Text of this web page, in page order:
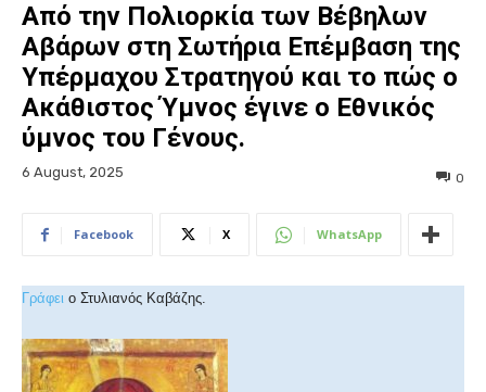
Από την Πολιορκία των Βέβηλων
Αβάρων στη Σωτήρια Επέμβαση της
Υπέρμαχου Στρατηγού και το πώς ο
Ακάθιστος Ύμνος έγινε ο Εθνικός
ύμνος του Γένους.
6 August, 2025 0
Facebook X WhatsApp
Γράφει ο Στυλιανός Καβάζης.